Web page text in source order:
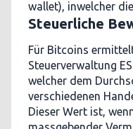
wallet), inwelcher
Steuerliche
Für Bitcoins
Steuerverwaltung
welcher dem
verschiedenen
Dieser Wert ist,